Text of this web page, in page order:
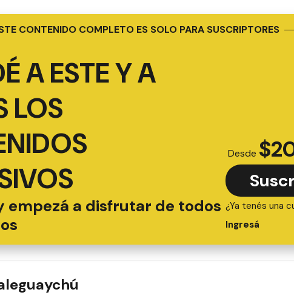
CONTENIDO COMPLETO ES SOLO PARA SUSCRIPTORES
A ESTE Y A
LOS
empezá a disfrutar de todos
Desde $
¿Ya tenés una
Ingresá